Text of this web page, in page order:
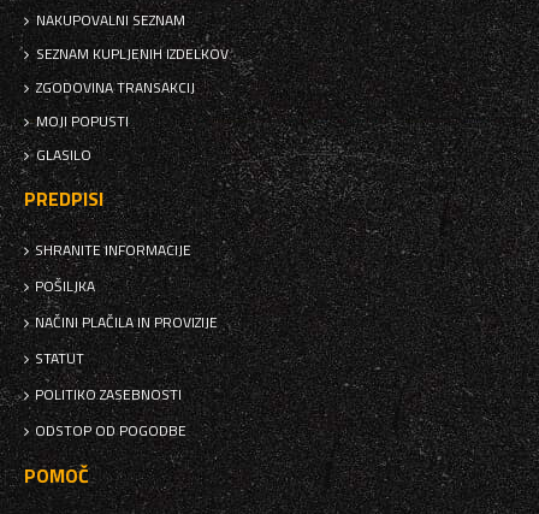
NAKUPOVALNI SEZNAM
SEZNAM KUPLJENIH IZDELKOV
ZGODOVINA TRANSAKCIJ
MOJI POPUSTI
GLASILO
PREDPISI
SHRANITE INFORMACIJE
POŠILJKA
NAČINI PLAČILA IN PROVIZIJE
STATUT
POLITIKO ZASEBNOSTI
ODSTOP OD POGODBE
POMOČ